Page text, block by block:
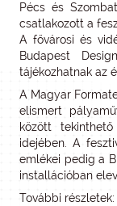
Pécs és
csatlakozott a
A fővárosi és
Budapest
tájékozhatnak az
A Magyar
elismert
között
idejében. A
emlékei pedig a
installációban
További részletek: